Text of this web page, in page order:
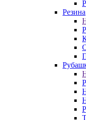
Резина